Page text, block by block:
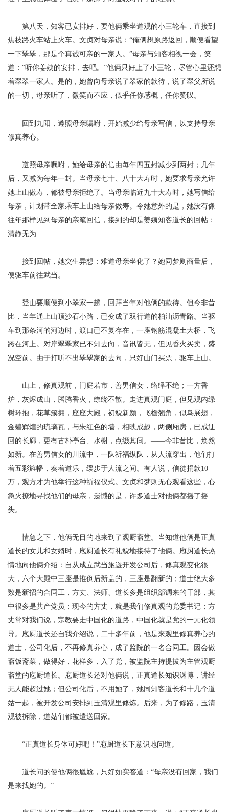
第八天，知客已安排好，要他俩乘坐道观的小三轮车，直接到
焦枝路火车站上火车。文贞对母亲说： “俺俩想原路返回，顺便看望
一下翠翠，那是个真诚可亲的一家人。”母亲与知客相视一会，笑
道：“听你姜姨的安排，去吧。”他俩只好上了小三轮，尽管心里还想
着翠翠一家人。是的，她曾向母亲说了翠家的款待，说了翠父所说
的一切， 母亲听了 ，微笑而不应，似乎任你感概，任你赞叹。
回到九阳，遵照母亲嘱咐，开始减少给母亲写信，以支持母亲
修真养心。
遵照母亲嘱咐 ，她给母亲的信由每年四五封减少到两封；几年
后，又减为每年一封。当母亲七十、
八十大寿时，她要求母亲允许
她上山做寿，都被母亲拒绝了。当母亲临近九十大寿时，她写信给
母亲，计划带全家乘车上山给母亲做寿。令她意外的是，她没有像
往年那样见到母亲的亲笔回信，接到的却是姜姨知客道长的回帖：
清静无为
接到回帖，她突生异想：难道母亲坐化了？她同梦则商量后，
便驱车前往武当。
登山要顺便到小翠家一趟，回拜当年对他俩的款待。但今非昔
比，当年通上山顶沙石小路，已变成了双行道的柏油沥青路。当驱
车到那条河的河边时，渡口已不复存在，一座钢筋混凝土大桥，飞
跨在河上。对岸翠翠家已不知去向，音讯皆无，但见香火买卖，盛
况空前。由于打听不出翠翠家的去向，只好山门买票，驱车上山。
山上，修真观前，门庭若市，善男信女，络绎不绝；一方香
炉，灰烬成山，腾腾香火，缭绕不散。走进真观门庭，但见观内绿
树环抱，花草簇拥，座座大殿，初貌新颜，飞檐翘角，似鸟展翅，
金碧辉煌的琉璃瓦，与朱红色的墙，相映成趣，两侧厢房，已成迂
回的长廊，更有古朴亭台、水榭，点缀其间。 ——今非昔比，焕然
如新。在善男信女的川流中，一队祈福纵队，从人流穿出，他们打
着五彩旌幡，奏着道乐，缓步于人流之间。有人说，信徒捐款10
万，观方才为他举行这种祈福仪式。文贞和梦则无心观看这些，心
急火撩地寻找他们的母亲，遗憾的是，许多道士对他俩都摇了摇
头。
情急之下，他俩无目的地来到了观厨斋堂。当知道他俩是正真
道长的女儿和女婿时，庖厨道长有礼貌地接待了他俩。庖厨道长热
情地向他俩介绍：自从成立武当旅遊开发公司后，修真观变化很
大，六个大殿中三座是推倒后新盖的，三座是翻新的；道士绝大多
数是新招的合同工，方丈、法师、道长多是组织部调来的干部，其
中很多是共产党员；现今的方丈，就是我们修真观的党委书记；方
丈常对我们说，宗教要走中国化的道路，中国化就是党的一元化领
导。庖厨道长还自我介绍说，二十多年前，他是来观里修真养心的
道士，公司化后，不再修真养心，成了 监院的一名合同工。因会做
斋饭斋菜，做得好，花样多，入了党，被监院主持提拔为主管观厨
斋堂的庖厨道长。庖厨道长还对他俩说，正真道长知识渊博，讲经
无人能超过她；但公司化后，不用她了，她同 知客道长和十几个道
姑一起，被开发公司安排到玉清观里修炼。后来，为了修路，玉清
观被拆除，道姑们都被遣送回家。
“正真道长身体可好吧！”庖厨道长下意识地问道。
道长问的使他俩很尴尬，只好如实答道：“母亲没有回家，我们
是来找她的。”